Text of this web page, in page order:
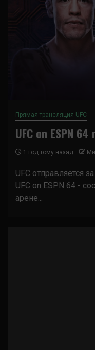
Прямая трансляция UFC
UFC on ESPN
1 год тому назад
UFC отправляется
UFC on ESPN 64 -
арене...